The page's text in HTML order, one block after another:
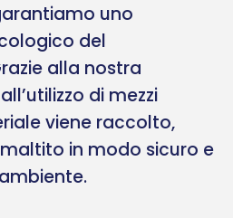
uno
del
alla nostra
di mezzi
viene raccolto,
in modo sicuro e